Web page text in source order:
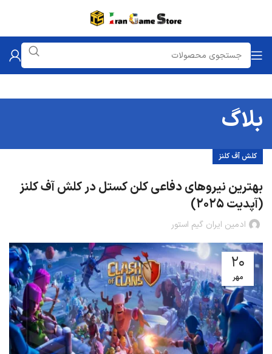
بلاگ
کلش آف کلنز
بهترین نیروهای دفاعی کلن کستل در کلش آف کلنز
(آپدیت 2025)
ادمین ایران گیم استور
20
مهر